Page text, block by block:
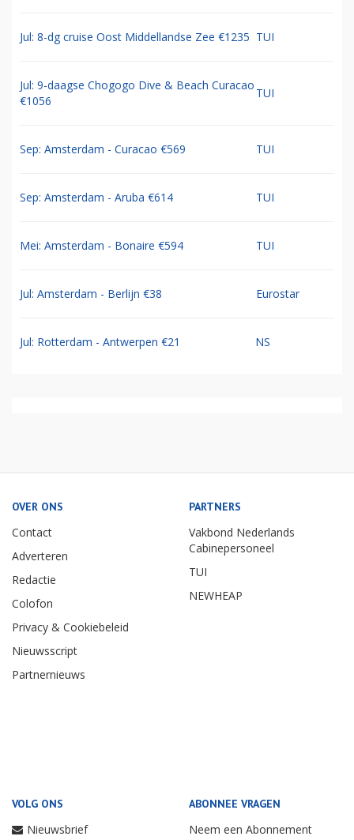
Jul: 8-dg cruise Oost Middellandse Zee €1235 TUI
Jul: 9-daagse Chogogo Dive & Beach Curacao
€1056
TUI
Sep: Amsterdam - Curacao €569 TUI
Sep: Amsterdam - Aruba €614 TUI
Mei: Amsterdam - Bonaire €594 TUI
Jul: Amsterdam - Berlijn €38 Eurostar
Jul: Rotterdam - Antwerpen €21 NS
OVER ONS
Contact
Adverteren
Redactie
Colofon
Privacy & Cookiebeleid
Nieuwsscript
Partnernieuws
PARTNERS
Vakbond Nederlands
Cabinepersoneel
TUI
NEWHEAP
VOLG ONS
Nieuwsbrief
ABONNEE VRAGEN
Neem een Abonnement